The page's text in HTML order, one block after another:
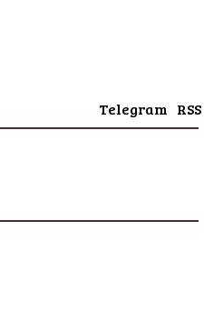
Telegram RSS